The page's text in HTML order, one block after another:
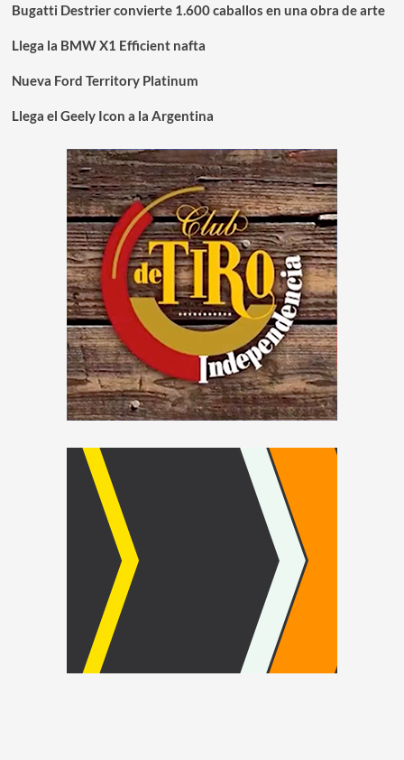
Bugatti Destrier convierte 1.600 caballos en una obra de arte
Llega la BMW X1 Efficient nafta
Nueva Ford Territory Platinum
Llega el Geely Icon a la Argentina